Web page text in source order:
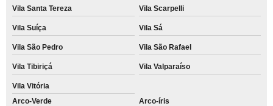
Vila Santa Tereza Vila Scarpelli
Vila Suíça Vila Sá
Vila São Pedro Vila São Rafael
Vila Tibiriçá Vila Valparaíso
Vila Vitória
Arco-Verde
Arco-íris